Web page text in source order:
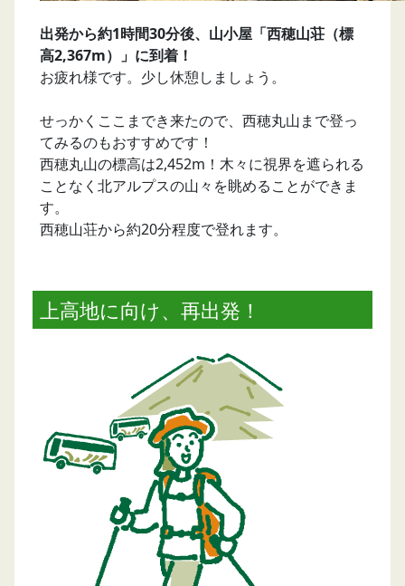
出発から約1時間30分後、山小屋「西穂山荘（標
高2,367m）」に到着！
お疲れ様です。少し休憩しましょう。
せっかくここまでき来たので、西穂丸山まで登っ
てみるのもおすすめです！
西穂丸山の標高は2,452m！木々に視界を遮られる
ことなく北アルプスの山々を眺めることができま
す。
西穂山荘から約20分程度で登れます。
上高地に向け、再出発！